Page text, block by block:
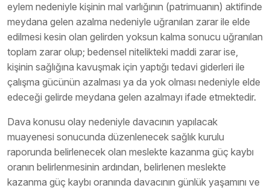
eylem nedeniyle kişinin mal varlığının (patrimuanın) aktifinde
meydana gelen azalma nedeniyle uğranılan zarar ile elde
edilmesi kesin olan gelirden yoksun kalma sonucu uğranılan
toplam zarar olup; bedensel nitelikteki maddi zarar ise,
kişinin sağlığına kavuşmak için yaptığı tedavi giderleri ile
çalışma gücünün azalması ya da yok olması nedeniyle elde
edeceği gelirde meydana gelen azalmayı ifade etmektedir.
Dava konusu olay nedeniyle davacının yapılacak
muayenesi sonucunda düzenlenecek sağlık kurulu
raporunda belirlenecek olan meslekte kazanma güç kaybı
oranın belirlenmesinin ardından, belirlenen meslekte
kazanma güç kaybı oranında davacının günlük yaşamını ve